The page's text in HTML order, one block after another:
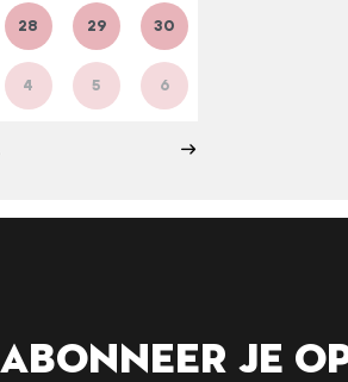
28 29 30
4 5 6
Abonneer je